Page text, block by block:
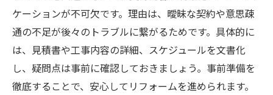
ケーションが不可欠です。理由は、曖昧な契約や意思疎
通の不足が後々のトラブルに繋がるためです。具体的に
は、見積書や工事内容の詳細、スケジュールを文書化
し、疑問点は事前に確認しておきましょう。事前準備を
徹底することで、安心してリフォームを進められます。